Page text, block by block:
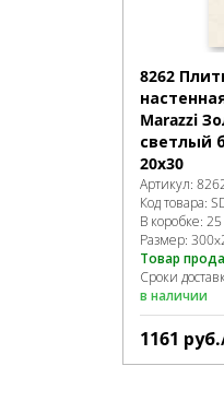
8262
Marazzi
светлый
20х30
Артикул:
Код товара:
В коробке:
Размер:
Товар
Сроки
в наличии
1161 руб.